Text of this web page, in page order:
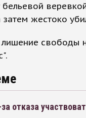
жестоко
свободы
отказа